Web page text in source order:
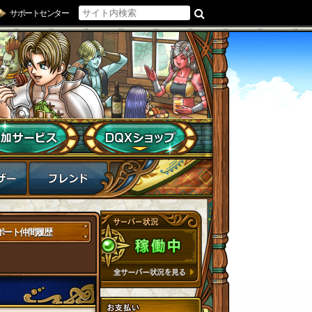
サポートセンター
ート仲間履歴